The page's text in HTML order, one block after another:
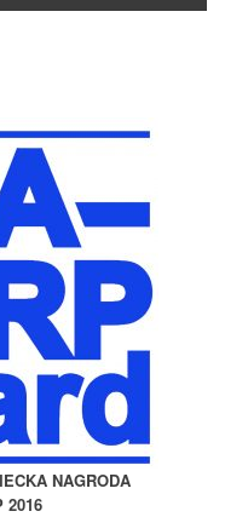
NAGRODA
2016